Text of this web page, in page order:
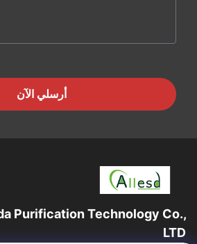
أرسلي الآن
Purification Technology Co.,
LTD